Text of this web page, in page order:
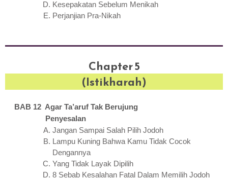
Kesepakatan Sebelum Menikah
Perjanjian Pra-Nikah
Chapter 5
(Istikharah)
BAB 12 Agar Ta’aruf Tak Berujung
Penyesalan
Jangan Sampai Salah Pilih Jodoh
Lampu Kuning Bahwa Kamu Tidak Cocok
Dengannya
Yang Tidak Layak Dipilih
8 Sebab Kesalahan Fatal Dalam Memilih Jodoh